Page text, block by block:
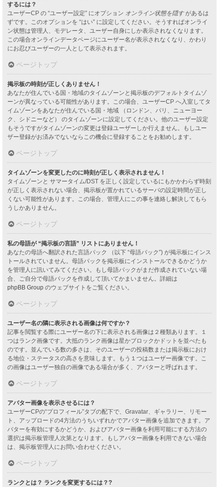
するには？
ユーザーCP の “ユーザー設定” にオプション オンライン状態を隠すがあるは
ずです。このオプションを “はい” に設定してください。そうすればオンライ
ン状態は管理人、モデレータ、ユーザー自身にしか表示されなくなります。
この場合オンラインデータページにユーザー名が表示されなくなり、かわり
にお忍びユーザーの一人として表示されます。
ページトップ
掲示板の時刻が正しくありません！
あなたが住んでいる国・地域のタイムゾーンと掲示板のデフォルトタイムゾ
ーンが異なっている可能性があります。この場合、ユーザーCP へ入室してタ
イムゾーンをあなたが住んでいる国・地域 （ロンドン、パリ、ニューヨー
ク、シドニーなど） のタイムゾーンに設定してください。他のユーザー設定
もそうですがタイムゾーンの変更は登録ユーザーしか行えません。もしユー
ザー登録がお済みでないならこの機会に登録することをお勧めします。
ページトップ
タイムゾーンを変更したのに時刻が正しく表示されません！
タイムゾーンと サマータイム/DST を正しく設定しているにもかかわらず時刻
が正しく表示されない場合、掲示板が置かれているサーバの設定時間が正し
くない可能性があります。この場合、管理人にこの事を連絡し解決してもら
うしかありません。
ページトップ
私の母語が “掲示板の言語” リストにありません！
あなたの母語へ翻訳された言語パック （以下 “母語パック”) が掲示板にインス
トールされていません。母語パックを掲示板にインストールできるかどうか
を管理人に訊いてみてください。もし母語パックがまだ作成されていない場
合、ご自分で母語パックを作成して頂いてかまいません。詳細は
phpBB Group のウェブサイトをご覧ください。
ページトップ
ユーザー名の隣に表示される画像は何ですか？
記事を閲覧する際にユーザー名の下に表示される画像は２種類あります。１
つはランク画像です。大抵のランク画像は星かブロックかドットを並べたも
のです。並んでいる数の多さは、そのユーザーの投稿数または掲示板におけ
る地位・ステータスの高さを意味します。もう１つはユーザー画像です。こ
の画像はユーザー独自の画像である場合が多く、アバターと呼ばれます。
ページトップ
アバター画像を表示させるには？
ユーザーCPの“プロフィール”タブの配下で、Gravatar、ギャラリー、リモー
ト、アップロードの4方法のうちいずれかでアバター画像を追加できます。ア
バターを有効にするかどうか、およびアバター画像を利用可能にする方法の
選択は掲示板管理人次第となります。もしアバター画像を利用できない場合
は、掲示板管理人にお問い合わせください。
ページトップ
ランクとは？ ランクを変更するには？?